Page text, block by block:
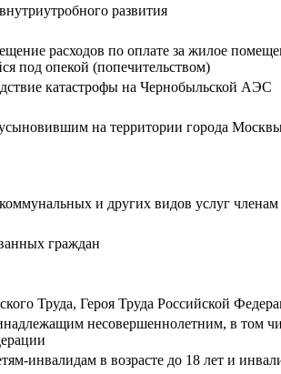
развития
расходов по оплате за жилое
под опекой (попечительством)
катастрофы на Чернобыльской АЭС
на территории города Москвы
и других видов услуг
граждан
Труда, Героя Труда Российской
несовершеннолетним, в том
в возрасте до 18 лет и